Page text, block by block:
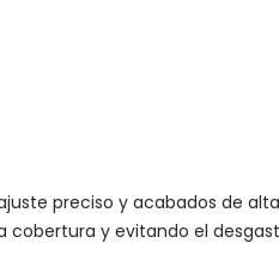
preciso y acabados de alta
cobertura y evitando el